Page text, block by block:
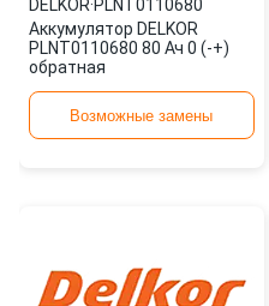
DELKOR·PLNT0110680
Аккумулятор DELKOR
PLNT0110680 80 Ач 0 (-+)
обратная
Возможные замены